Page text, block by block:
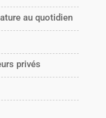
au quotidien
privés